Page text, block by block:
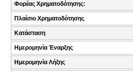
Φορέας Χρηματοδότησης:
Πλαίσιο Χρηματοδότησης
Κατάσταση
Ημερομηνία Έναρξης
Ημερομηνία Λήξης